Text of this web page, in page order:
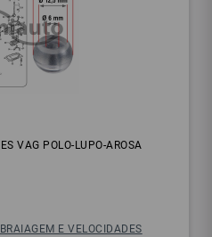
VAG POLO-LUPO-AROSA
E VELOCIDADES